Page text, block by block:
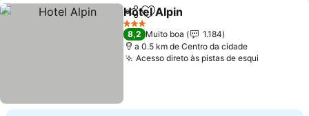
PartilharAdicionar aos favoritos
Hotel Alpin
3 Estrelas
8,2 Muito boa
1.184
a 0.5 km de Centro da cidade
Acesso direto às pistas de esqui